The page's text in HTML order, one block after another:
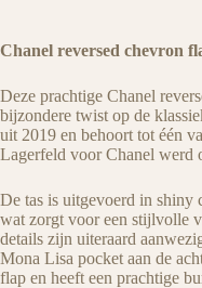
Chanel reversed chevron
Deze prachtige Chanel
bijzondere twist op de
uit 2019 en behoort tot één
Lagerfeld voor Chanel werd
De tas is uitgevoerd in shiny
wat zorgt voor een stijlvolle
details zijn uiteraard
Mona Lisa pocket aan de
flap en heeft een prachtige